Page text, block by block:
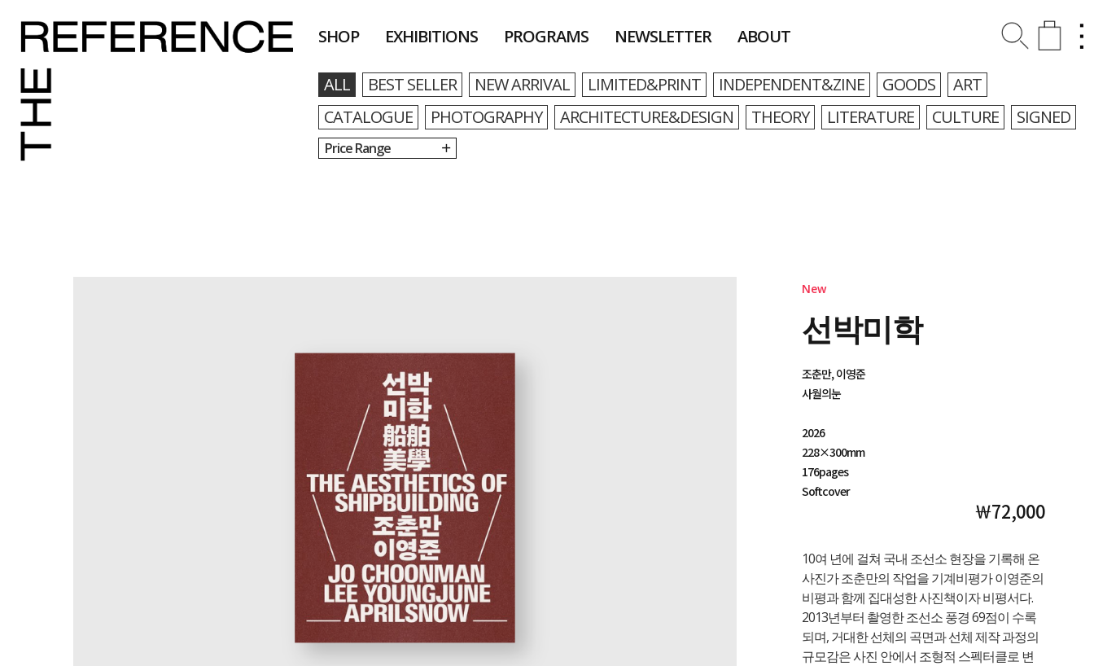
SHOP EXHIBITIONS PROGRAMS NEWSLETTER ABOUT
ALL BEST SELLER NEW ARRIVAL LIMITED&PRINT INDEPENDENT&ZINE GOODS
ART
CATALOGUE
PHOTOGRAPHY ARCHITECTURE&DESIGN THEORY LITERATURE CULTURE SIGNED
Price Range
New
선박미학
조춘만, 이영준
사월의눈
2026
228×300mm
176pages
Softcover
￦72,000
10여 년에 걸쳐 국내 조선소 현장을 기록해 온
사진가 조춘만의 작업을 기계비평가 이영준의
비평과 함께 집대성한 사진책이자 비평서다.
2013년부터 촬영한 조선소 풍경 69점이 수록
되며, 거대한 선체의 곡면과 선체 제작 과정의
규모감은 사진 안에서 조형적 스펙터클로 변